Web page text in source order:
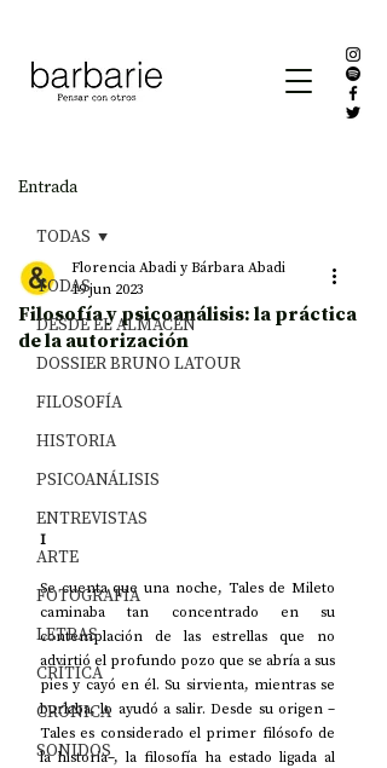
Entrada
TODAS
DESDE EL ALMACÉN
DOSSIER BRUNO LATOUR
FILOSOFÍA
HISTORIA
PSICOANÁLISIS
ENTREVISTAS
ARTE
FOTOGRAFÍA
LETRAS
CRÍTICA
CRÓNICA
SONIDOS
TODAS
Filosofía y psicoanálisis: la práctica
de la autorización
Florencia Abadi y Bárbara Abadi
19 jun 2023
I
Se cuenta que una noche, Tales de Mileto
caminaba tan concentrado en su
contemplación de las estrellas que no
advirtió el profundo pozo que se abría a sus
pies y cayó en él. Su sirvienta, mientras se
burlaba, lo ayudó a salir. Desde su origen –
Tales es considerado el primer filósofo de
la historia–, la filosofía ha estado ligada al